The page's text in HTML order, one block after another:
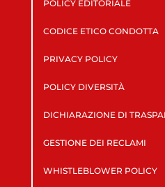
POLICY EDITORIALE
CODICE ETICO CONDOTTA
PRIVACY POLICY
POLICY DIVERSITÀ
DICHIARAZIONE DI
GESTIONE DEI RECLAMI
WHISTLEBLOWER POLICY